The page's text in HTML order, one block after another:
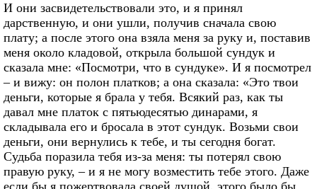
И они засвидетельствовали это, и я принял
дарственную, и они ушли, получив сначала свою
плату; а после этого она взяла меня за руку и, поставив
меня около кладовой, открыла большой сундук и
сказала мне: «Посмотри, что в сундуке». И я посмотрел
– и вижу: он полон платков; а она сказала: «Это твои
деньги, которые я брала у тебя. Всякий раз, как ты
давал мне платок с пятьюдесятью динарами, я
складывала его и бросала в этот сундук. Возьми свои
деньги, они вернулись к тебе, и ты сегодня богат.
Судьба поразила тебя из-за меня: ты потерял свою
правую руку, – и я не могу возместить тебе этого. Даже